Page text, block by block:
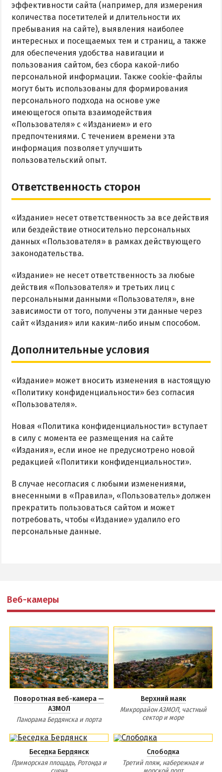
эффективности сайта (например, для измерения
количества посетителей и длительности их
пребывания на сайте), выявления наиболее
интересных и посещаемых тем и страниц, а также
для обеспечения удобства навигации и
пользования сайтом, без сбора какой-либо
персональной информации. Также cookie-файлы
могут быть использованы для формирования
персонального подхода на основе уже
имеющегося опыта взаимодействия
«Пользователя» с «Изданием» и его
предпочтениями. С течением времени эта
информация позволяет улучшить
пользовательский опыт.
Ответственность сторон
«Издание» несет ответственность за все действия
или бездействие относительно персональных
данных «Пользователя» в рамках действующего
законодательства.
«Издание» не несет ответственность за любые
действия «Пользователя» и третьих лиц с
персональными данными «Пользователя», вне
зависимости от того, получены эти данные через
сайт «Издания» или каким-либо иным способом.
Дополнительные условия
«Издание» может вносить изменения в настоящую
«Политику конфиденциальности» без согласия
«Пользователя».
Новая «Политика конфиденциальности» вступает
в силу с момента ее размещения на сайте
«Издания», если иное не предусмотрено новой
редакцией «Политики конфиденциальности».
В случае несогласия с любыми изменениями,
внесенными в «Правила», «Пользователь» должен
прекратить пользоваться сайтом и может
потребовать, чтобы «Издание» удалило его
персональные данные.
Веб-камеры
Поворотная веб-камера —
АЗМОЛ
Панорама Бердянска и порта
Верхний маяк
Микрорайон АЗМОЛ, частный
сектор и море
Беседка Бердянск
Приморская площадь, Ротонда и
Слободка
Третий пляж, набережная и